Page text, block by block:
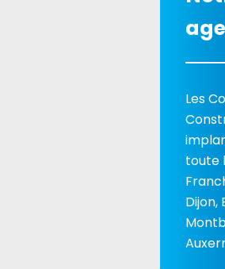
Les
toute
Dijon,